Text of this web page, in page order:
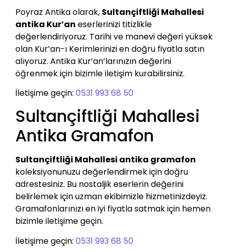
Poyraz Antika olarak, Sultançiftliği Mahallesi
antika Kur’an eserlerinizi titizlikle
değerlendiriyoruz. Tarihi ve manevi değeri yüksek
olan Kur’an-ı Kerimlerinizi en doğru fiyatla satın
alıyoruz. Antika Kur’an’larınızın değerini
öğrenmek için bizimle iletişim kurabilirsiniz.
İletişime geçin: 0531 993 68 50
Sultançiftliği Mahallesi
Antika Gramafon
Sultançiftliği Mahallesi antika gramafon
koleksiyonunuzu değerlendirmek için doğru
adrestesiniz. Bu nostaljik eserlerin değerini
belirlemek için uzman ekibimizle hizmetinizdeyiz.
Gramafonlarınızı en iyi fiyatla satmak için hemen
bizimle iletişime geçin.
İletişime geçin: 0531 993 68 50